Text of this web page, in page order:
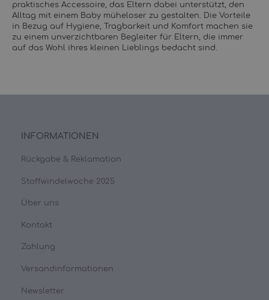
praktisches Accessoire, das Eltern dabei unterstützt, den
Alltag mit einem Baby müheloser zu gestalten. Die Vorteile
in Bezug auf Hygiene, Tragbarkeit und Komfort machen sie
zu einem unverzichtbaren Begleiter für Eltern, die immer
auf das Wohl ihres kleinen Lieblings bedacht sind.
INFORMATIONEN
Rückgabe & Reklamation
Stoffwindelwoche 2025
Über uns
Kontakt
Zahlung
Versandinformationen
Newsletter